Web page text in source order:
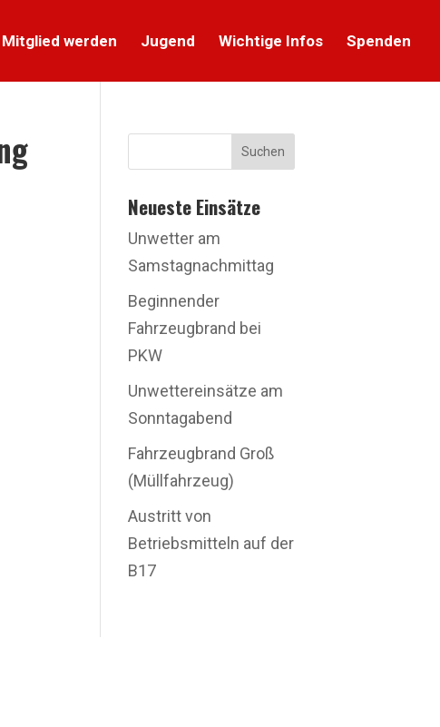
Mitglied werden Jugend Wichtige Infos Spenden
Suchen
Neueste Einsätze
Unwetter am
Samstagnachmittag
Beginnender
Fahrzeugbrand bei
PKW
Unwettereinsätze am
Sonntagabend
Fahrzeugbrand Groß
(Müllfahrzeug)
Austritt von
Betriebsmitteln auf der
B17